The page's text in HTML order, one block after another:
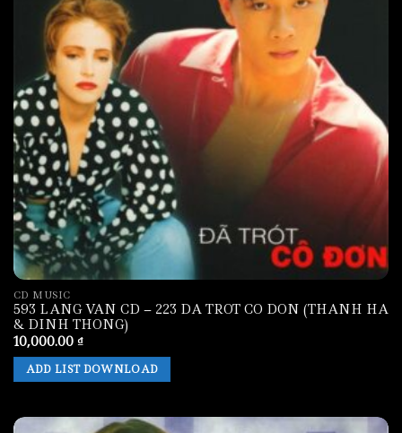
CD MUSIC
593 LANG VAN CD – 223 DA TROT CO DON (THANH HA
& DINH THONG)
10,000.00 ₫
ADD LIST DOWNLOAD